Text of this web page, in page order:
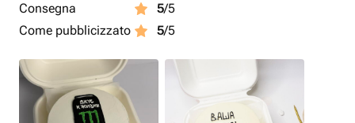
Consegna
5/5
Come pubblicizzato
5/5